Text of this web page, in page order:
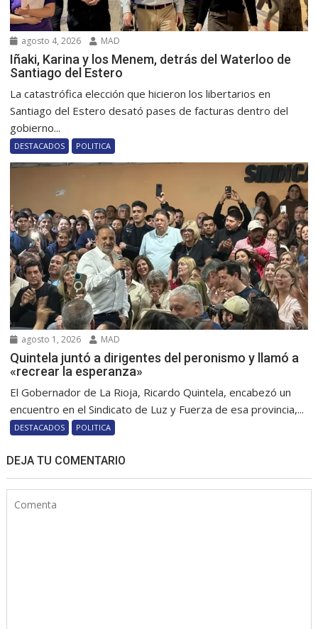
agosto 4, 2026 MAD
Iñaki, Karina y los Menem, detrás del Waterloo de
Santiago del Estero
La catastrófica elección que hicieron los libertarios en
Santiago del Estero desató pases de facturas dentro del
gobierno...
DESTACADOS POLITICA
agosto 1, 2026 MAD
Quintela juntó a dirigentes del peronismo y llamó a
«recrear la esperanza»
El Gobernador de La Rioja, Ricardo Quintela, encabezó un
encuentro en el Sindicato de Luz y Fuerza de esa provincia,...
DESTACADOS POLITICA
DEJA TU COMENTARIO